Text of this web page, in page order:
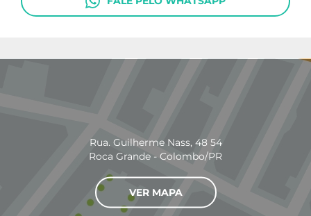
Rua. Guilherme Nass, 48 54
Roca Grande - Colombo/PR
VER MAPA